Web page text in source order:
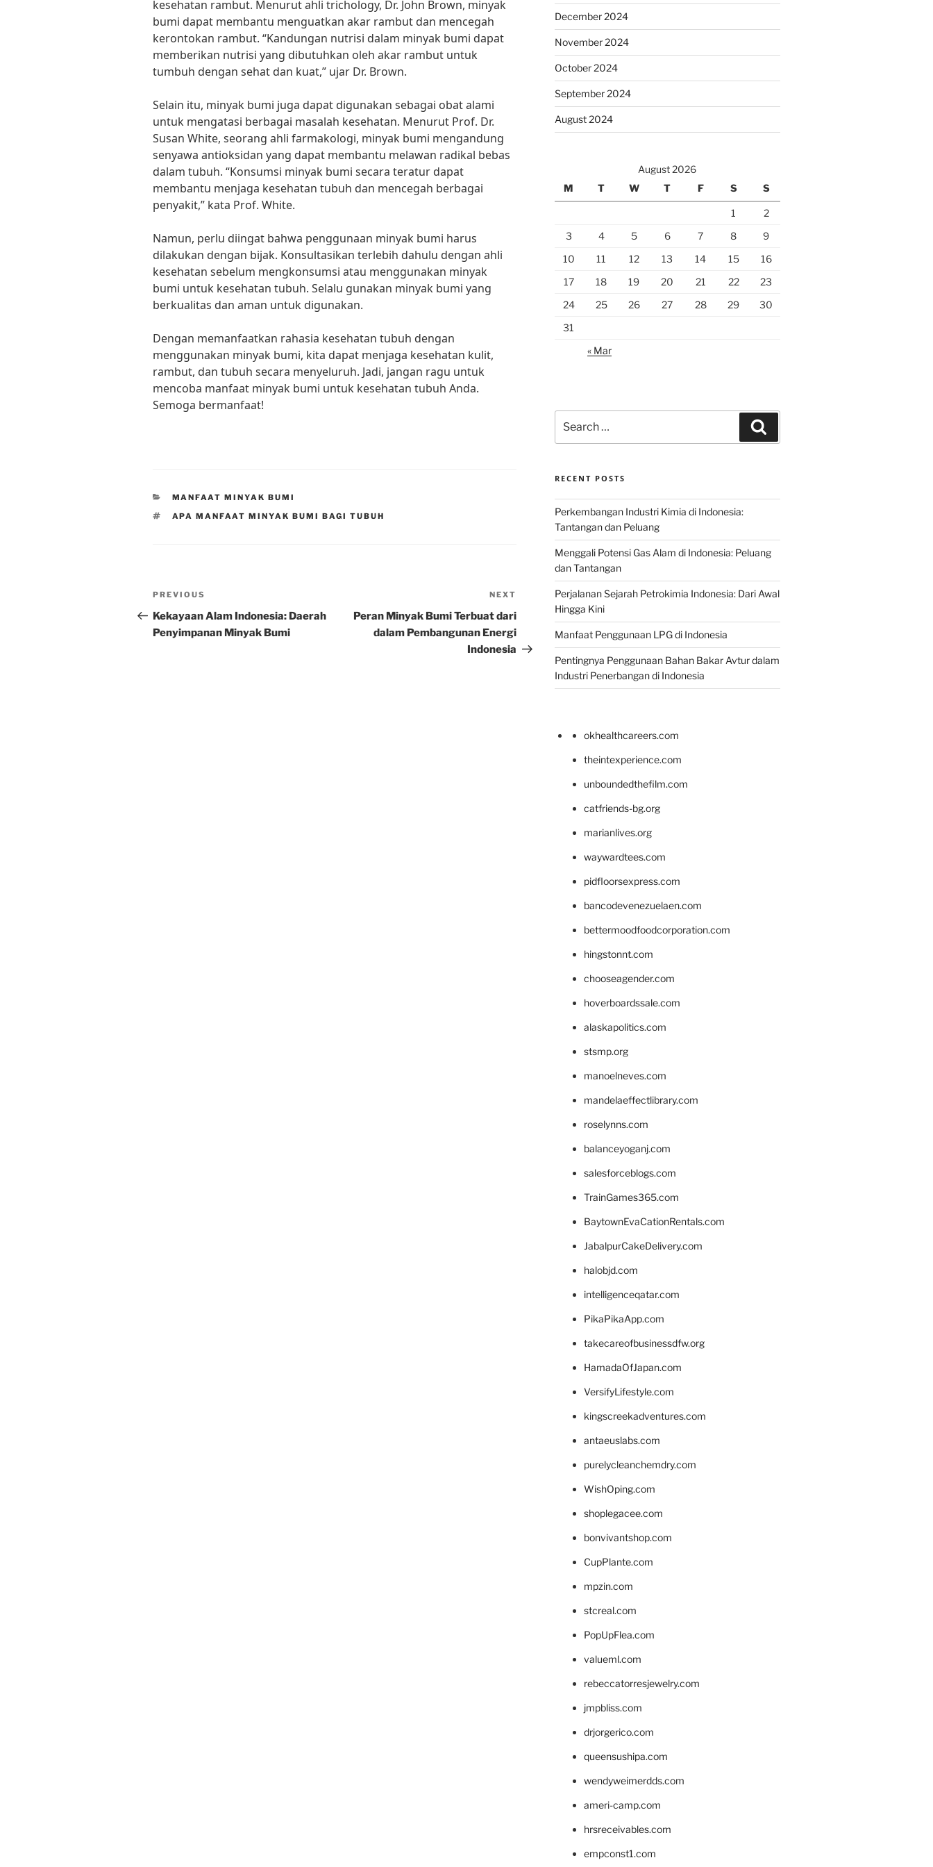
kesehatan rambut. Menurut ahli trichology, Dr. John Brown, minyak
bumi dapat membantu menguatkan akar rambut dan mencegah
kerontokan rambut. “Kandungan nutrisi dalam minyak bumi dapat
memberikan nutrisi yang dibutuhkan oleh akar rambut untuk
tumbuh dengan sehat dan kuat,” ujar Dr. Brown.
Selain itu, minyak bumi juga dapat digunakan sebagai obat alami
untuk mengatasi berbagai masalah kesehatan. Menurut Prof. Dr.
Susan White, seorang ahli farmakologi, minyak bumi mengandung
senyawa antioksidan yang dapat membantu melawan radikal bebas
dalam tubuh. “Konsumsi minyak bumi secara teratur dapat
membantu menjaga kesehatan tubuh dan mencegah berbagai
penyakit,” kata Prof. White.
Namun, perlu diingat bahwa penggunaan minyak bumi harus
dilakukan dengan bijak. Konsultasikan terlebih dahulu dengan ahli
kesehatan sebelum mengkonsumsi atau menggunakan minyak
bumi untuk kesehatan tubuh. Selalu gunakan minyak bumi yang
berkualitas dan aman untuk digunakan.
Dengan memanfaatkan rahasia kesehatan tubuh dengan
menggunakan minyak bumi, kita dapat menjaga kesehatan kulit,
rambut, dan tubuh secara menyeluruh. Jadi, jangan ragu untuk
mencoba manfaat minyak bumi untuk kesehatan tubuh Anda.
Semoga bermanfaat!
CATEGORIES
MANFAAT MINYAK BUMI
TAGS
APA MANFAAT MINYAK BUMI BAGI TUBUH
Post
navigation
Previous
Post
PREVIOUS
Kekayaan Alam Indonesia: Daerah
Penyimpanan Minyak Bumi
Post
NEXT
Peran Minyak Bumi Terbuat dari
dalam Pembangunan Energi
Indonesia
December 2024
November 2024
October 2024
September 2024
August 2024
August 2026
M
T W T F S S
1
2
3
4 5 6 7 8
9
10
11 12 13 14 15
16
17
18 19 20 21 22
23
24
25 26 27 28 29
30
31
« Mar
for:
RECENT POSTS
Perkembangan Industri Kimia di Indonesia:
Tantangan dan Peluang
Menggali Potensi Gas Alam di Indonesia: Peluang
dan Tantangan
Perjalanan Sejarah Petrokimia Indonesia: Dari Awal
Hingga Kini
Manfaat Penggunaan LPG di Indonesia
Pentingnya Penggunaan Bahan Bakar Avtur dalam
Industri Penerbangan di Indonesia
okhealthcareers.com
theintexperience.com
unboundedthefilm.com
catfriends-bg.org
marianlives.org
waywardtees.com
pidfloorsexpress.com
bancodevenezuelaen.com
bettermoodfoodcorporation.com
hingstonnt.com
chooseagender.com
hoverboardssale.com
alaskapolitics.com
stsmp.org
manoelneves.com
mandelaeffectlibrary.com
roselynns.com
balanceyoganj.com
salesforceblogs.com
TrainGames365.com
BaytownEvaCationRentals.com
JabalpurCakeDelivery.com
halobjd.com
intelligenceqatar.com
PikaPikaApp.com
takecareofbusinessdfw.org
HamadaOfJapan.com
VersifyLifestyle.com
kingscreekadventures.com
antaeuslabs.com
purelycleanchemdry.com
WishOping.com
shoplegacee.com
bonvivantshop.com
CupPlante.com
mpzin.com
stcreal.com
PopUpFlea.com
valueml.com
rebeccatorresjewelry.com
jmpbliss.com
drjorgerico.com
queensushipa.com
wendyweimerdds.com
ameri-camp.com
hrsreceivables.com
empconst1.com